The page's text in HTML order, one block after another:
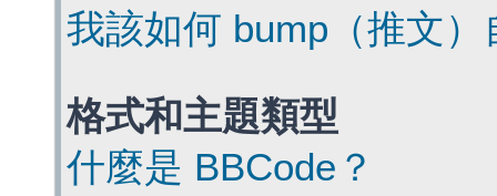
我該如何 bump（推文
格式和主題類型
什麼是 BBCode？